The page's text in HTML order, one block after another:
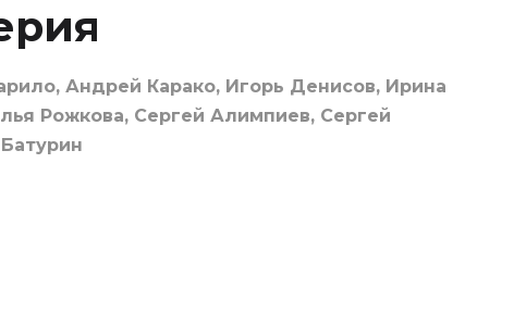
Андрей Карако, Игорь Денисов, Ирина
Рожкова, Сергей Алимпиев, Сергей